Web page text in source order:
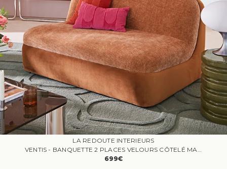
LA REDOUTE INTERIEURS
699€